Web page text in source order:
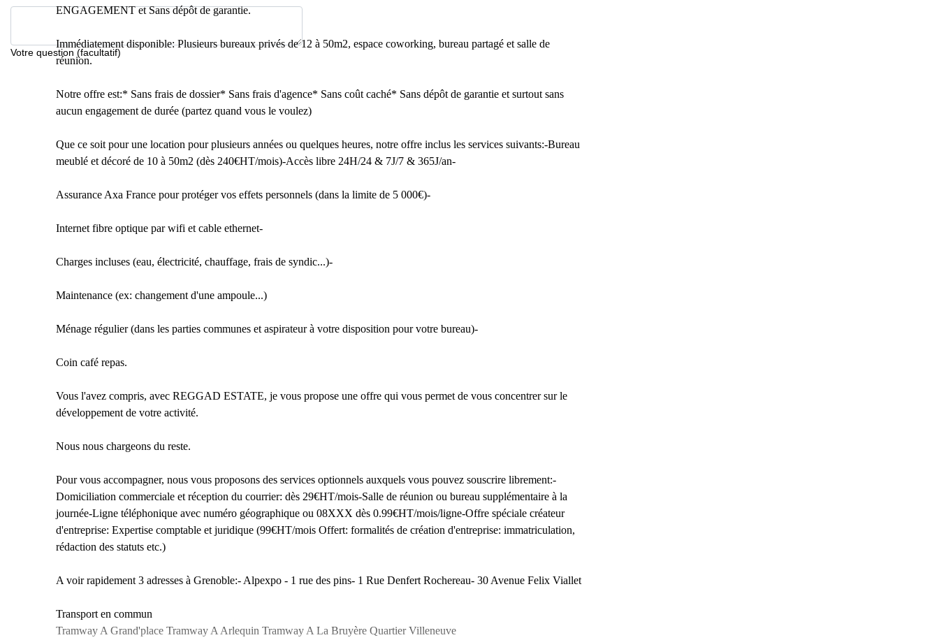
Votre question (facultatif)
ENGAGEMENT et Sans dépôt de garantie.
Immédiatement disponible: Plusieurs bureaux privés de 12 à 50m2, espace coworking, bureau partagé et salle de
réunion.
Notre offre est:* Sans frais de dossier* Sans frais d'agence* Sans coût caché* Sans dépôt de garantie et surtout sans
aucun engagement de durée (partez quand vous le voulez)
Que ce soit pour une location pour plusieurs années ou quelques heures, notre offre inclus les services suivants:-Bureau
meublé et décoré de 10 à 50m2 (dès 240€HT/mois)-Accès libre 24H/24 & 7J/7 & 365J/an-
Assurance Axa France pour protéger vos effets personnels (dans la limite de 5 000€)-
Internet fibre optique par wifi et cable ethernet-
Charges incluses (eau, électricité, chauffage, frais de syndic...)-
Maintenance (ex: changement d'une ampoule...)
Ménage régulier (dans les parties communes et aspirateur à votre disposition pour votre bureau)-
Coin café repas.
Vous l'avez compris, avec REGGAD ESTATE, je vous propose une offre qui vous permet de vous concentrer sur le
développement de votre activité.
Nous nous chargeons du reste.
Pour vous accompagner, nous vous proposons des services optionnels auxquels vous pouvez souscrire librement:-
Domiciliation commerciale et réception du courrier: dès 29€HT/mois-Salle de réunion ou bureau supplémentaire à la
journée-Ligne téléphonique avec numéro géographique ou 08XXX dès 0.99€HT/mois/ligne-Offre spéciale créateur
d'entreprise: Expertise comptable et juridique (99€HT/mois Offert: formalités de création d'entreprise: immatriculation,
rédaction des statuts etc.)
A voir rapidement 3 adresses à Grenoble:- Alpexpo - 1 rue des pins- 1 Rue Denfert Rochereau- 30 Avenue Felix Viallet
Transport en commun
Tramway A Grand'place Tramway A Arlequin Tramway A La Bruyère Quartier Villeneuve